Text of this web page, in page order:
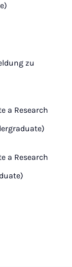
zu
a Research
a Research